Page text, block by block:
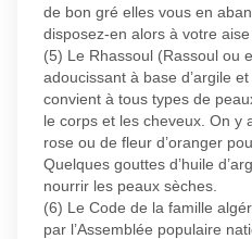
de bon gré elles vous en
disposez-en alors à votre
(5) Le Rhassoul (Rassoul ou
adoucissant à base d’argile
convient à tous types de
le corps et les cheveux. On y
rose ou de fleur d’oranger
Quelques gouttes d’huile
nourrir les peaux sèches.
(6) Le Code de la famille
par l’Assemblée populaire